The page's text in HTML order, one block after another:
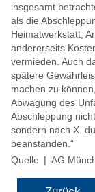
insgesamt
als die
Heimatwerkstatt;
andererseits
vermieden. Auch
spätere
machen zu
Abwägung des
Abschleppung
sondern nach X.
beanstanden.“
Quelle | AG